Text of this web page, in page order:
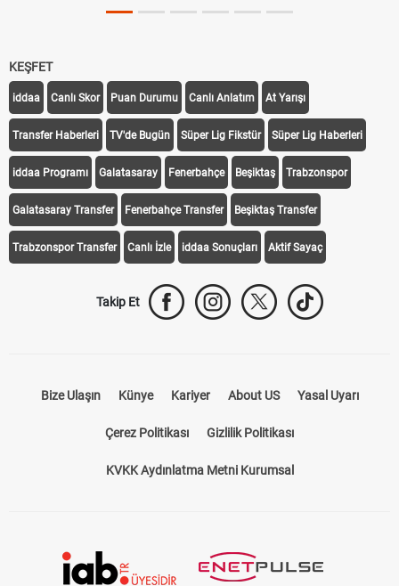
KEŞFET
iddaa Canlı Skor Puan Durumu Canlı Anlatım At Yarışı
Transfer Haberleri TV'de Bugün Süper Lig Fikstür Süper Lig Haberleri
iddaa Programı Galatasaray Fenerbahçe Beşiktaş Trabzonspor
Galatasaray Transfer Fenerbahçe Transfer Beşiktaş Transfer
Trabzonspor Transfer Canlı İzle iddaa Sonuçları Aktif Sayaç
Takip Et
Bize Ulaşın Künye Kariyer About US Yasal Uyarı
Çerez Politikası Gizlilik Politikası
KVKK Aydınlatma Metni Kurumsal